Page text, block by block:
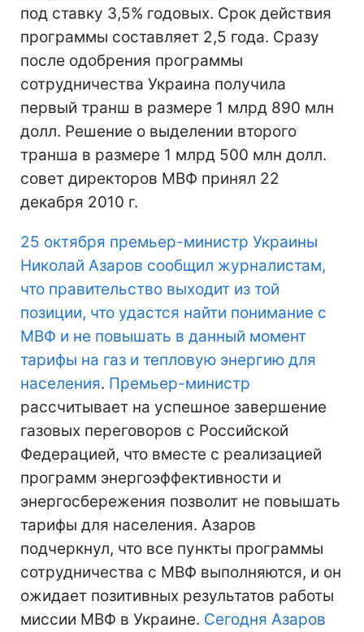
под ставку 3,5% годовых. Срок действия
программы составляет 2,5 года. Сразу
после одобрения программы
сотрудничества Украина получила
первый транш в размере 1 млрд 890 млн
долл. Решение о выделении второго
транша в размере 1 млрд 500 млн долл.
совет директоров МВФ принял 22
декабря 2010 г.
25 октября премьер-министр Украины
Николай Азаров сообщил журналистам,
что правительство выходит из той
позиции, что удастся найти понимание с
МВФ и не повышать в данный момент
тарифы на газ и тепловую энергию для
населения. Премьер-министр
рассчитывает на успешное завершение
газовых переговоров с Российской
Федерацией, что вместе с реализацией
программ энергоэффективности и
энергосбережения позволит не повышать
тарифы для населения. Азаров
подчеркнул, что все пункты программы
сотрудничества с МВФ выполняются, и он
ожидает позитивных результатов работы
миссии МВФ в Украине. Сегодня Азаров